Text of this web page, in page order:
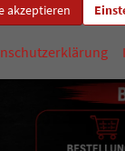
hinten, Proaktives
vorn und
akzeptieren